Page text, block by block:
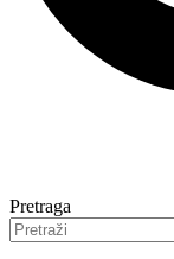
Pretraga